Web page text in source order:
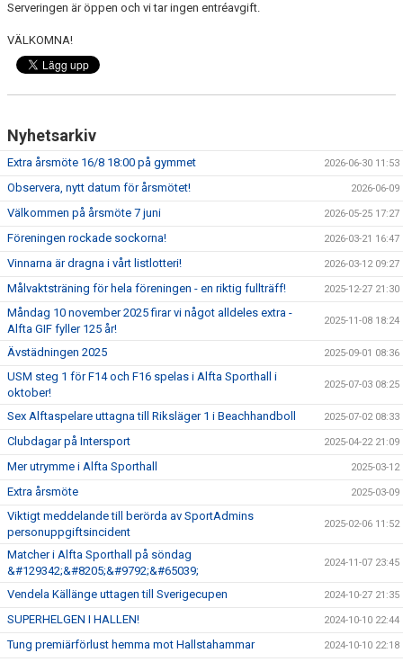
Serveringen är öppen och vi tar ingen entréavgift.
VÄLKOMNA!
Nyhetsarkiv
Extra årsmöte 16/8 18:00 på gymmet 2026-06-30 11:53
Observera, nytt datum för årsmötet! 2026-06-09
Välkommen på årsmöte 7 juni 2026-05-25 17:27
Föreningen rockade sockorna! 2026-03-21 16:47
Vinnarna är dragna i vårt listlotteri! 2026-03-12 09:27
Målvaktsträning för hela föreningen - en riktig fullträff! 2025-12-27 21:30
Måndag 10 november 2025 firar vi något alldeles extra -
Alfta GIF fyller 125 år!
2025-11-08 18:24
Ävstädningen 2025 2025-09-01 08:36
USM steg 1 för F14 och F16 spelas i Alfta Sporthall i
oktober!
2025-07-03 08:25
Sex Alftaspelare uttagna till Riksläger 1 i Beachhandboll 2025-07-02 08:33
Clubdagar på Intersport 2025-04-22 21:09
Mer utrymme i Alfta Sporthall 2025-03-12
Extra årsmöte 2025-03-09
Viktigt meddelande till berörda av SportAdmins
personuppgiftsincident
2025-02-06 11:52
Matcher i Alfta Sporthall på söndag
&#129342;&#8205;&#9792;&#65039;
2024-11-07 23:45
Vendela Källänge uttagen till Sverigecupen 2024-10-27 21:35
SUPERHELGEN I HALLEN! 2024-10-10 22:44
Tung premiärförlust hemma mot Hallstahammar 2024-10-10 22:18